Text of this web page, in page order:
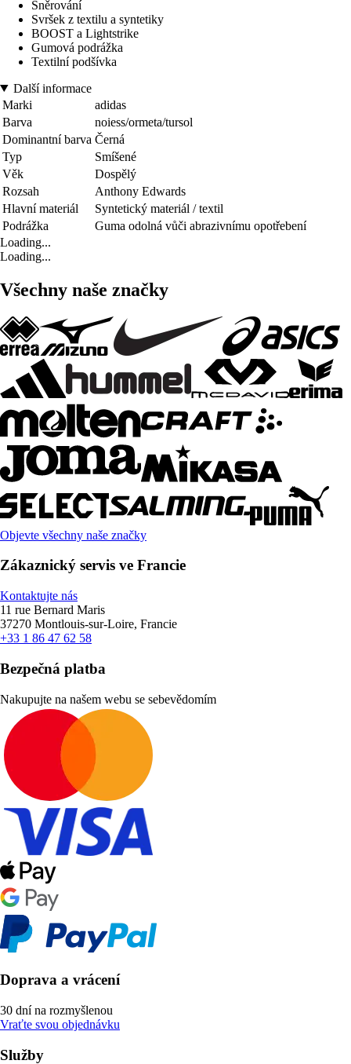
Šněrování
Svršek z textilu a syntetiky
BOOST a Lightstrike
Gumová podrážka
Textilní podšívka
Další informace
Marki
adidas
Barva
noiess/ormeta/tursol
Dominantní barva Černá
Typ
Smíšené
Věk
Dospělý
Rozsah
Anthony Edwards
Hlavní materiál
Syntetický materiál / textil
Podrážka
Guma odolná vůči abrazivnímu opotřebení
Loading...
Loading...
Všechny naše značky
Objevte všechny naše značky
Zákaznický servis ve Francie
Kontaktujte nás
11 rue Bernard Maris
37270 Montlouis-sur-Loire, Francie
+33 1 86 47 62 58
Bezpečná platba
Nakupujte na našem webu se sebevědomím
Doprava a vrácení
30 dní na rozmyšlenou
Vraťte svou objednávku
Služby